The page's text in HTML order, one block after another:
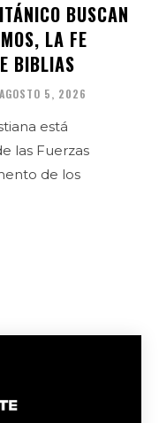
BUSCAN
LA FE
BIBLIAS
AGOSTO 5, 2026
está
las Fuerzas
de los